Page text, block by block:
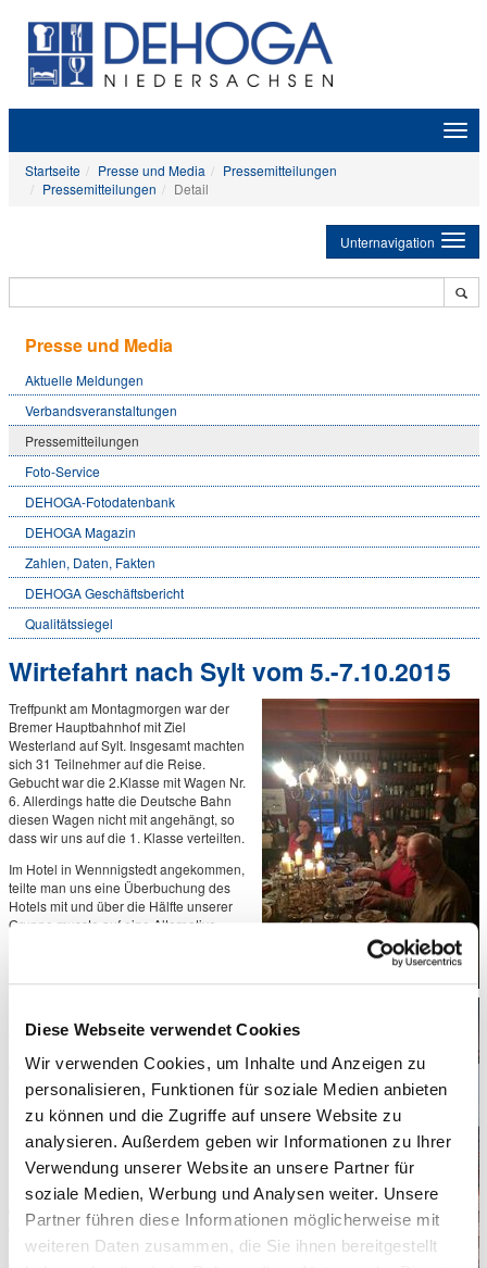
Diese Webseite verwendet Cookies
Wir verwenden Cookies, um Inhalte und Anzeigen zu
personalisieren, Funktionen für soziale Medien anbieten
zu können und die Zugriffe auf unsere Website zu
analysieren. Außerdem geben wir Informationen zu Ihrer
Verwendung unserer Website an unsere Partner für
soziale Medien, Werbung und Analysen weiter. Unsere
Partner führen diese Informationen möglicherweise mit
weiteren Daten zusammen, die Sie ihnen bereitgestellt
Startseite
Presse und Media
Pressemitteilungen
Pressemitteilungen
Detail
Unternavigation
Presse und Media
Aktuelle Meldungen
Verbandsveranstaltungen
Pressemitteilungen
Foto-Service
DEHOGA-Fotodatenbank
DEHOGA Magazin
Zahlen, Daten, Fakten
DEHOGA Geschäftsbericht
Qualitätssiegel
Wirtefahrt nach Sylt vom 5.-7.10.2015
Treffpunkt am Montagmorgen war der
Bremer Hauptbahnhof mit Ziel
Westerland auf Sylt. Insgesamt machten
sich 31 Teilnehmer auf die Reise.
Gebucht war die 2.Klasse mit Wagen Nr.
6. Allerdings hatte die Deutsche Bahn
diesen Wagen nicht mit angehängt, so
dass wir uns auf die 1. Klasse verteilten.
Im Hotel in Wennnigstedt angekommen,
teilte man uns eine Überbuchung des
Hotels mit und über die Hälfte unserer
Gruppe musste auf eine Alternative
Abendessen im Hotel.
Am Dienstag haben wir vormittags das
Naturgewalten Museum in List besucht.
Nach der Mittagspause ging es nach
Keitum zur Besichtigung des
Heimatmuseums und eines altfriesischen
Hauses. Den Abend verbrachten wir im
Pius in Keitum bei einer Weinprobe mit
Sommelier und Tapas. Zum Abschluss
des Tages haben wir gemeinsam noch
die Hotelbar erstürmt.